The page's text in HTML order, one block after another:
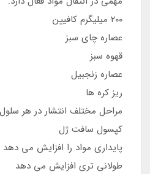
۲۰۰ میلیگرم کافیین
عصاره چای سبز
قهوه سبز
عصاره زنجبیل
ریز کره ها
مراحل مختلف انتشار در هر
کپسول سافت ژل
پایداری مواد را افزایش می
طولانی تری افزایش می دهد